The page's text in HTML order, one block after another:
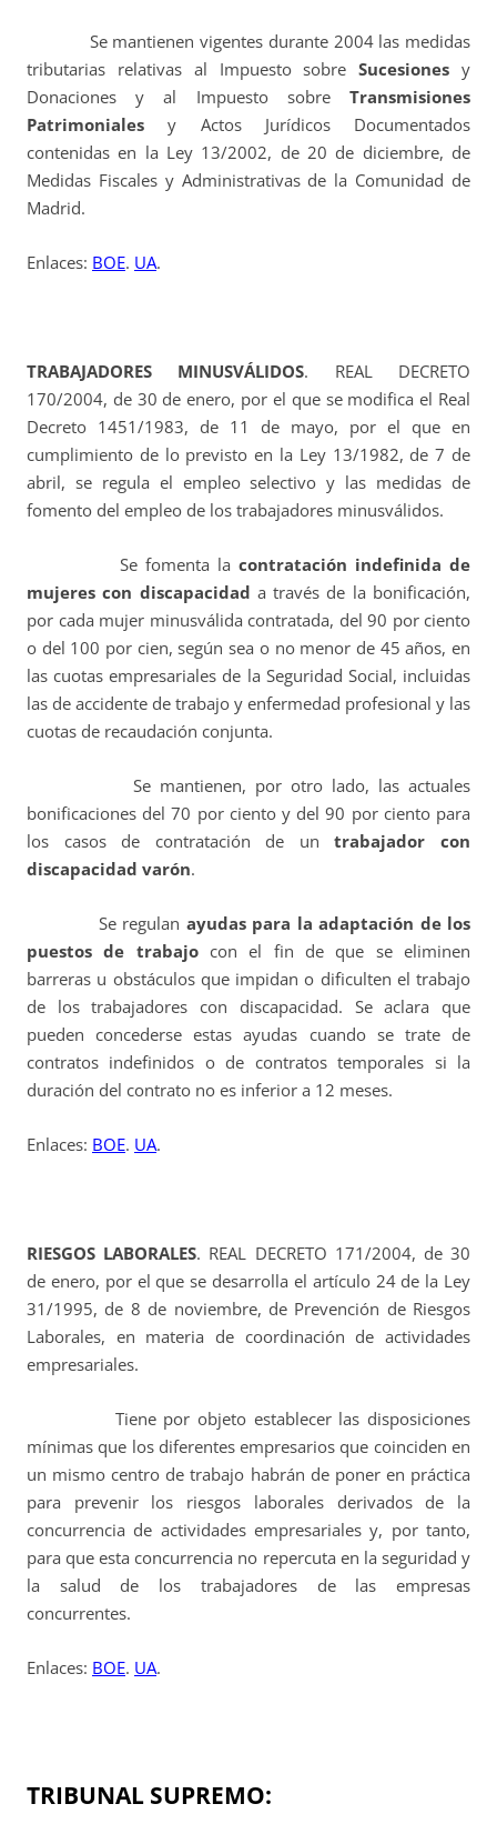
Se mantienen vigentes durante 2004 las medidas
tributarias relativas al Impuesto sobreSucesiones y
Donaciones y al Impuesto sobre Transmisiones
Patrimoniales y Actos Jurídicos Documentados
contenidas en la Ley 13/2002, de 20 de diciembre, de
Medidas Fiscales y Administrativas de la Comunidad de
Madrid.
Enlaces: BOE. UA.
TRABAJADORES MINUSVÁLIDOS. REAL DECRETO
170/2004, de 30 de enero, por el que se modifica el Real
Decreto 1451/1983, de 11 de mayo, por el que en
cumplimiento de lo previsto en la Ley 13/1982, de 7 de
abril, se regula el empleo selectivo y las medidas de
fomento del empleo de los trabajadores minusválidos.
Se fomenta la contratación indefinida de
mujeres con discapacidad a través de la bonificación,
por cada mujer minusválida contratada, del 90 por ciento
o del 100 por cien, según sea o no menor de 45 años, en
las cuotas empresariales de la Seguridad Social, incluidas
las de accidente de trabajo y enfermedad profesional y las
cuotas de recaudación conjunta.
Se mantienen, por otro lado, las actuales
bonificaciones del 70 por ciento y del 90 por ciento para
los casos de contratación de untrabajador con
discapacidad varón.
Se regulan ayudas para la adaptación de los
puestos de trabajocon el fin de que se eliminen
barreras u obstáculos que impidan o dificulten el trabajo
de los trabajadores con discapacidad. Se aclara que
pueden concederse estas ayudas cuando se trate de
contratos indefinidos o de contratos temporales si la
duración del contrato no es inferior a 12 meses.
Enlaces: BOE. UA.
RIESGOS LABORALES. REAL DECRETO 171/2004, de 30
de enero, por el que se desarrolla el artículo 24 de la Ley
31/1995, de 8 de noviembre, de Prevención de Riesgos
Laborales, en materia de coordinación de actividades
empresariales.
Tiene por objeto establecer las disposiciones
mínimas que los diferentes empresarios que coinciden en
un mismo centro de trabajo habrán de poner en práctica
para prevenir los riesgos laborales derivados de la
concurrencia de actividades empresariales y, por tanto,
para que esta concurrencia no repercuta en la seguridad y
la salud de los trabajadores de las empresas
concurrentes.
Enlaces: BOE. UA.
TRIBUNAL SUPREMO: